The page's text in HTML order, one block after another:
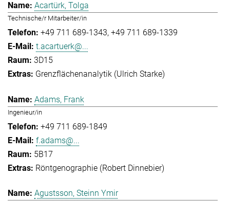
Acartürk, Tolga
Technische/r Mitarbeiter/in
+49 711 689-1343 +49 711 689-1339
t.acartuerk@...
3D15
Grenzflächenanalytik (Ulrich Starke)
Adams, Frank
Ingenieur/in
+49 711 689-1849
f.adams@...
5B17
Röntgenographie (Robert Dinnebier)
Agustsson, Steinn Ymir